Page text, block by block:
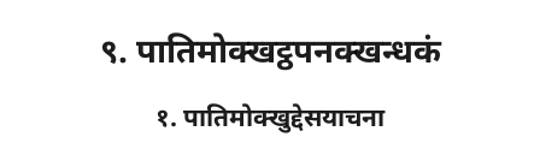
९. पातिमोक्खट्ठपनक्खन्धकं
१. पातिमोक्खुद्देसयाचना